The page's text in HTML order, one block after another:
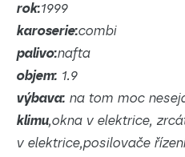
rok:1999
karoserie:combi
palivo:nafta
objem: 1.9
výbava: na tom moc
klimu,okna v elektrice,
v elektrice,posilovače